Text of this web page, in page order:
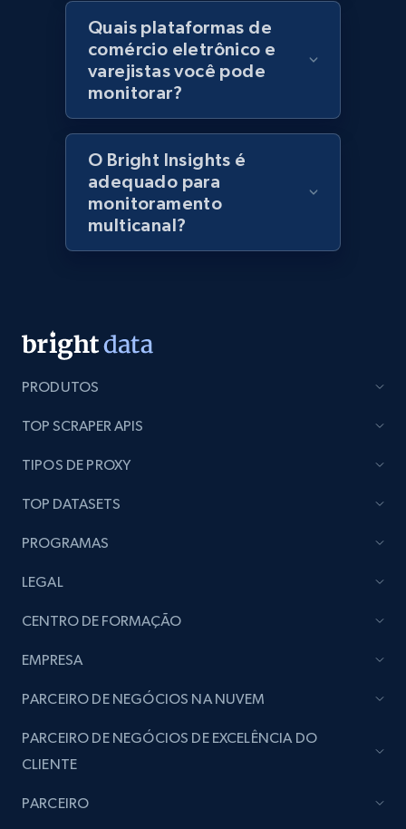
Lowes.com - Gather data on products using
specified keywords
URL, Domain, Marketplace pn, Sku, Other pn,
Model number, Gtin ean pn, Product name, and
991+ 162+
URL, Title, Rating, Reviews, Initial price, Final
988+
Lazada - Products - Discover products by
keyword
price, Currency, Stock, and more.
Quais plataformas de
comércio eletrônico e
varejistas você pode
monitorar?
O Bright Insights é
adequado para
monitoramento
multicanal?
PRODUTOS
TOP SCRAPER APIS
TIPOS DE PROXY
TOP DATASETS
PROGRAMAS
LEGAL
CENTRO DE FORMAÇÃO
EMPRESA
PARCEIRO DE NEGÓCIOS NA NUVEM
PARCEIRO DE NEGÓCIOS DE EXCELÊNCIA DO
CLIENTE
PARCEIRO